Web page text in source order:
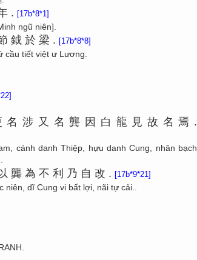
. [17b*8*1]
ngũ niên].
鉞 於 梁 . [17b*8*8]
cầu tiết việt ư Lương.
名涉 又 名龔 因 白 龍 見故 名焉 .
cánh danh Thiệp, hựu danh Cung, nhân bạch
龔 為 不 利 乃 自 改 . [17b*9*21]
niên, dĩ Cung vi bất lợi, nãi tự cải..